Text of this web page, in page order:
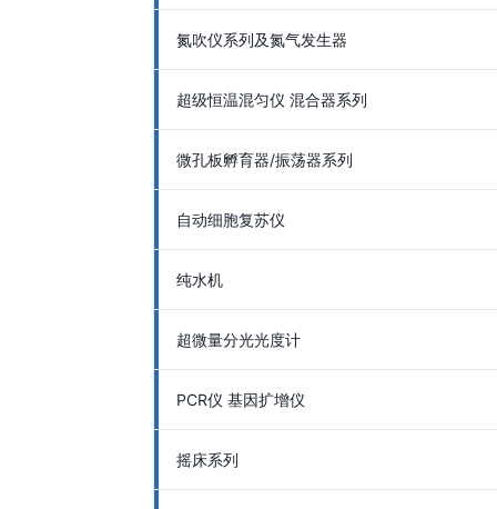
氮吹仪系列及氮气发生器
超级恒温混匀仪 混合器系列
微孔板孵育器/振荡器系列
自动细胞复苏仪
纯水机
超微量分光光度计
PCR仪 基因扩增仪
摇床系列